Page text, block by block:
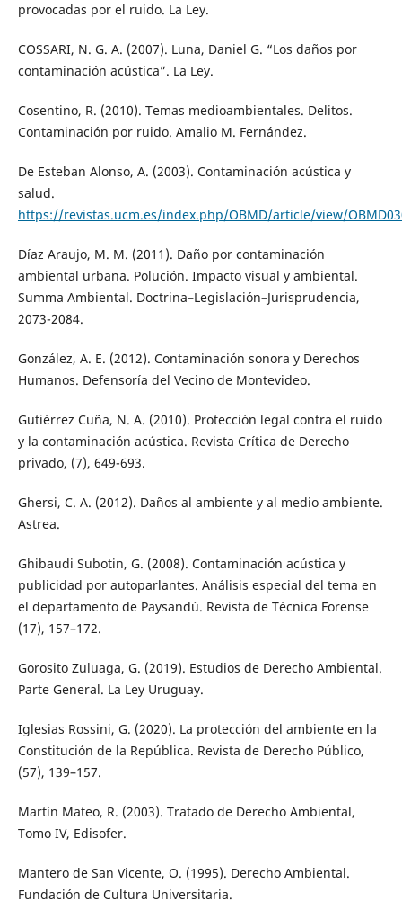
provocadas por el ruido. La Ley.
COSSARI, N. G. A. (2007). Luna, Daniel G. “Los daños por
contaminación acústica”. La Ley.
Cosentino, R. (2010). Temas medioambientales. Delitos.
Contaminación por ruido. Amalio M. Fernández.
De Esteban Alonso, A. (2003). Contaminación acústica y
salud.
https://revistas.ucm.es/index.php/OBMD/article/view/
Díaz Araujo, M. M. (2011). Daño por contaminación
ambiental urbana. Polución. Impacto visual y ambiental.
Summa Ambiental. Doctrina–Legislación–Jurisprudencia,
2073-2084.
González, A. E. (2012). Contaminación sonora y Derechos
Humanos. Defensoría del Vecino de Montevideo.
Gutiérrez Cuña, N. A. (2010). Protección legal contra el ruido
y la contaminación acústica. Revista Crítica de Derecho
privado, (7), 649-693.
Ghersi, C. A. (2012). Daños al ambiente y al medio ambiente.
Astrea.
Ghibaudi Subotin, G. (2008). Contaminación acústica y
publicidad por autoparlantes. Análisis especial del tema en
el departamento de Paysandú. Revista de Técnica Forense
(17), 157–172.
Gorosito Zuluaga, G. (2019). Estudios de Derecho Ambiental.
Parte General. La Ley Uruguay.
Iglesias Rossini, G. (2020). La protección del ambiente en la
Constitución de la República. Revista de Derecho Público,
(57), 139–157.
Martín Mateo, R. (2003). Tratado de Derecho Ambiental,
Tomo IV, Edisofer.
Mantero de San Vicente, O. (1995). Derecho Ambiental.
Fundación de Cultura Universitaria.